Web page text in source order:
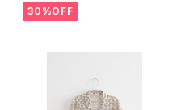
30%OFF